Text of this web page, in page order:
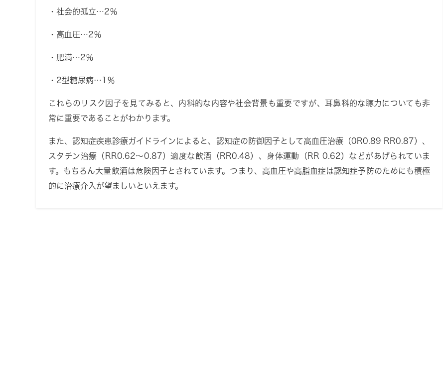
・社会的孤立…2％
・高血圧…2％
・肥満…2％
・2型糖尿病…1％
これらのリスク因子を見てみると、内科的な内容や社会背景も重要ですが、耳鼻科的な聴力についても非
常に重要であることがわかります。
また、認知症疾患診療ガイドラインによると、認知症の防御因子として高血圧治療（0R0.89 RR0.87）、
スタチン治療 （RR0.62〜0.87）適度な飲酒 （RR0.48）、 身体運動
（RR 0.62）などがあげられていま
す。もちろん大量飲酒は危険因子とされています。つまり、高血圧や高脂血症は認知症予防のためにも積極
的に治療介入が望ましいといえます。